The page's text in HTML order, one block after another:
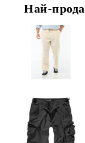
Най-